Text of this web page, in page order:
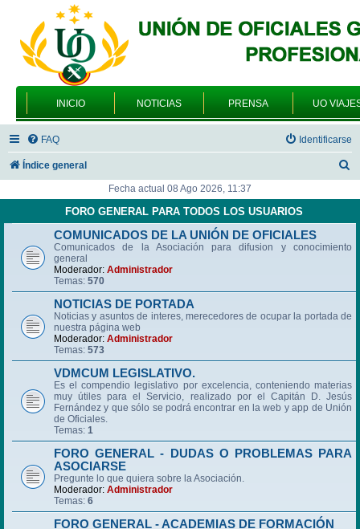
INICIO NOTICIAS PRENSA UO
FAQ Identificarse
Índice general
c
Fecha actual 08 Ago 2026, 11:37
FORO GENERAL PARA TODOS LOS USUARIOS
COMUNICADOS DE LA UNIÓN DE OFICIALES
Comunicados de la Asociación para difusion y conocimiento
general
Moderador: Administrador
Temas: 570
NOTICIAS DE PORTADA
Noticias y asuntos de interes, merecedores de ocupar la portada de
nuestra página web
Moderador: Administrador
Temas: 573
VDMCUM LEGISLATIVO.
Es el compendio legislativo por excelencia, conteniendo materias
muy útiles para el Servicio, realizado por el Capitán D. Jesús
Fernández y que sólo se podrá encontrar en la web y app de Unión
de Oficiales.
Temas: 1
FORO GENERAL - DUDAS O PROBLEMAS PARA
ASOCIARSE
Pregunte lo que quiera sobre la Asociación.
Moderador: Administrador
Temas: 6
FORO GENERAL - ACADEMIAS DE FORMACIÓN